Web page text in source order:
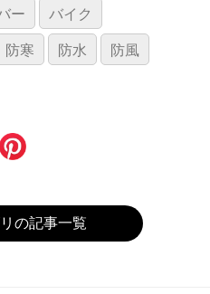
ー バイク
防寒 防水 防風
の記事一覧